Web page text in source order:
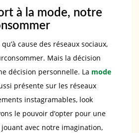
à la mode, notre
cause des réseaux sociaux,
Mais la décision
décision personnelle. La mode
présente sur les réseaux
instagramables, look
le pouvoir d’opter pour une
jouant avec notre imagination,